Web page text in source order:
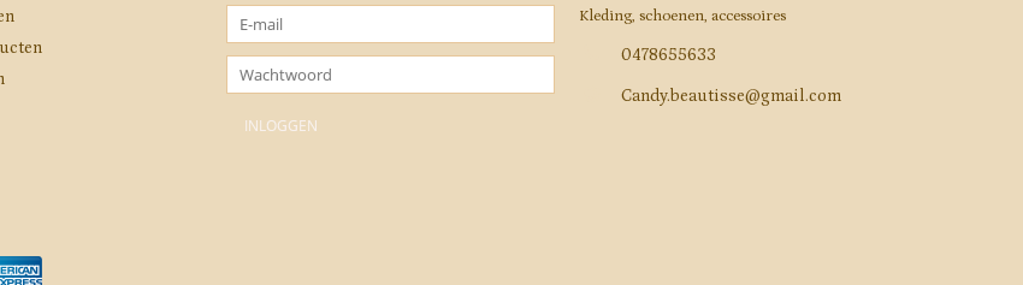
Kleding, schoenen, accessoires
0478655633
Candy.beautisse@gmail.com